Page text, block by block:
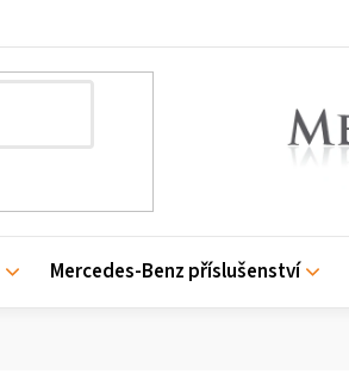
Mercedes-Benz příslušenství